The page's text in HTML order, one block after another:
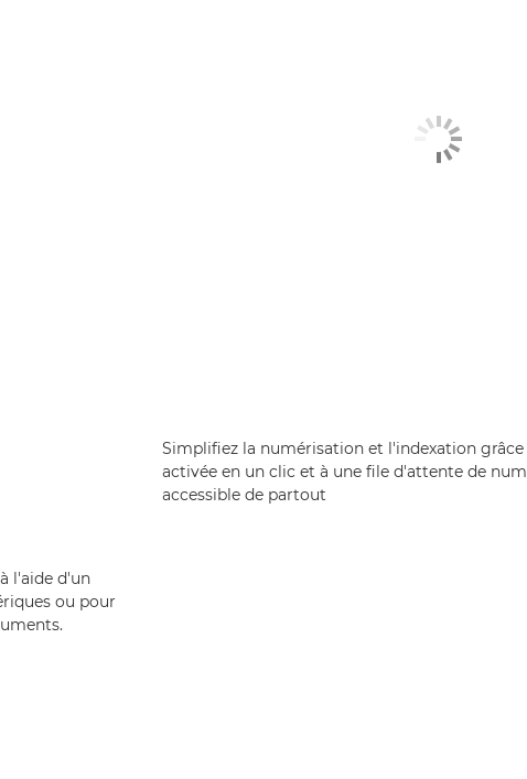
l'aide d'un
ou pour
Simplifiez la numérisation et l'indexation
activée en un clic et à une file d'attente de
accessible de partout